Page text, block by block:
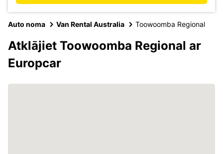
Auto noma Van Rental Australia Toowoomba Regional
Atklājiet Toowoomba Regional ar
Europcar